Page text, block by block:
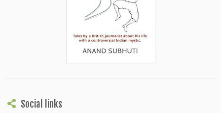
Social links